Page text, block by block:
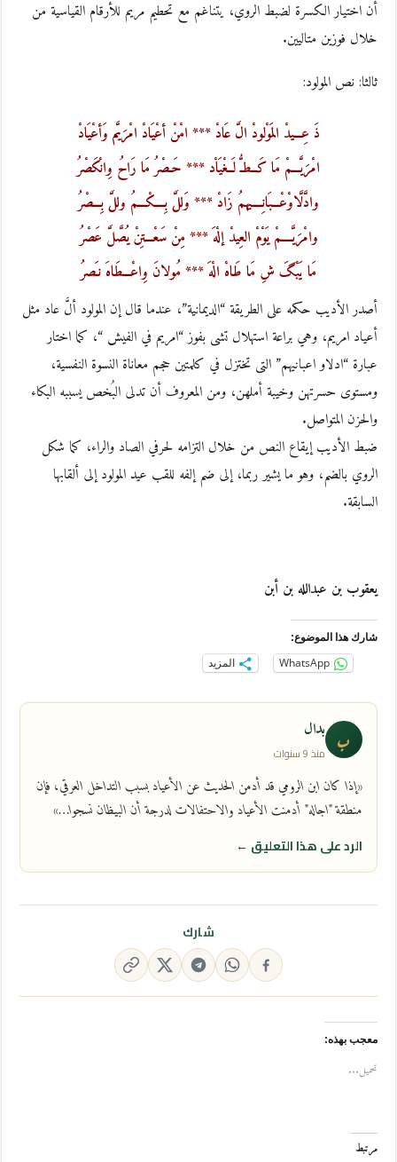
أن اختيار الكسرة لضبط الروي، يتناغم مع تحطيم مريم للأرقام القياسية من
خلال فوزين متاليين.
ثالثا: نص المولود:
ذَ عِـــيدْ المَوْلودْ الَّ عَادْ *** امْنْ أعْيَادْ امْرَيَّم وَأعْيَادْ
امْرَيَّـــمْ مَا كَــطـُّ لَــغْيَاْد *** حَـصْرُ مَا رَاحُ وِانْكَصْرُ
وادَّلَّاوْعْـــبَانِــــيهمُ زَادْ *** وَللَّ بِــــكْـــمُ وللَّ بِـــصْرُ
وامْرَيَّــــمْ يَوْمْ العِيدْ إلْهَ *** مِنْ سَعْـــتِنْ يُصَّلَّ عَصْرُ
مَا يَبْگَ شِ مَا طَاهْ الْهَ *** مُولانَ وِاعْـــطَاهَ نـَصرُ
أصدر الأديب حكمه على الطريقة “الديمانية”، عندما قال إن المولود ألَّ عاد مثل
أعياد امريم، وهي براعة استهلال تشى بفوز “امريم في الفيش “، كما اختار
عبارة “ادلاو اعبانيهم” التى تختزل في كلمتين حجم معاناة النسوة النفسية،
ومستوى حسرتهن وخيبة أملهن، ومن المعروف أن تدلى البُخص يسببه البكاء
والحزن المتواصل.
ضبط الأديب إيقاع النص من خلال التزامه لحرفي الصاد والراء، كما شكل
الروي بالضم، وهو ما يشير ربما، إلى ضم إلفه للقب عيد المولود إلى ألقابها
السابقة.
يعقوب بن عبدالله بن أبن
شارك هذا الموضوع:
WhatsApp المزيد
ب بدال
منذ 9 سنوات
«إذا كان ابن الرومي قد أدمن الحديث عن الأعياد بسبب التداخل العرقي، فإن
منطقة "اجاله" أدمنت الأعياد والاحتفالات لدرجة أن البيظان نسجوا…»
الرد على هذا التعليق ←
شارك
معجب بهذه:
تحميل...
مرتبط